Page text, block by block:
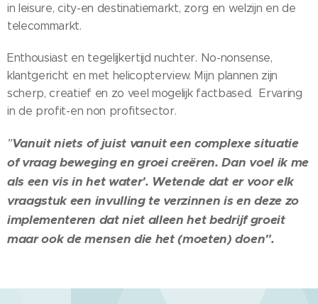
in leisure, city-en destinatiemarkt, zorg en welzijn en de
telecommarkt.
Enthousiast en tegelijkertijd nuchter. No-nonsense,
klantgericht en met helicopterview. Mijn plannen zijn
scherp, creatief en zo veel mogelijk factbased. Ervaring
in de profit-en non profitsector.
"Vanuit niets of juist vanuit een complexe situatie
of vraag beweging en groei creëren. Dan voel ik me
als een vis in het water'. Wetende dat er voor elk
vraagstuk een invulling te verzinnen is en deze zo
implementeren dat niet alleen het bedrijf groeit
maar ook de mensen die het (moeten) doen".